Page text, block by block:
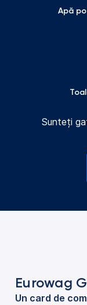
Apă
Sunteți
Eurowag
Un card de